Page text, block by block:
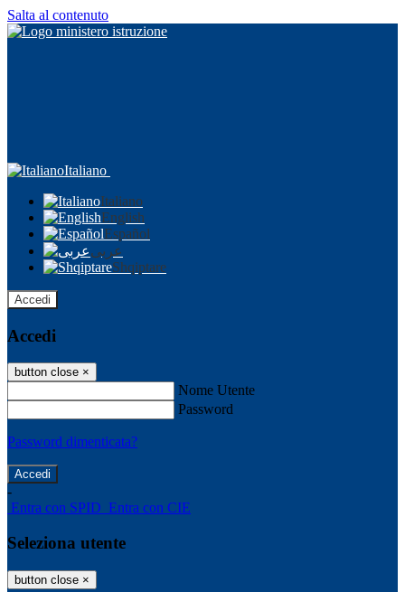
Salta al contenuto
Italiano
Italiano
English
Español
عربى
Shqiptare
Accedi
Accedi
button close ×
Nome Utente
Password
Password dimenticata?
-
Entra con SPID Entra con CIE
Seleziona utente
button close ×